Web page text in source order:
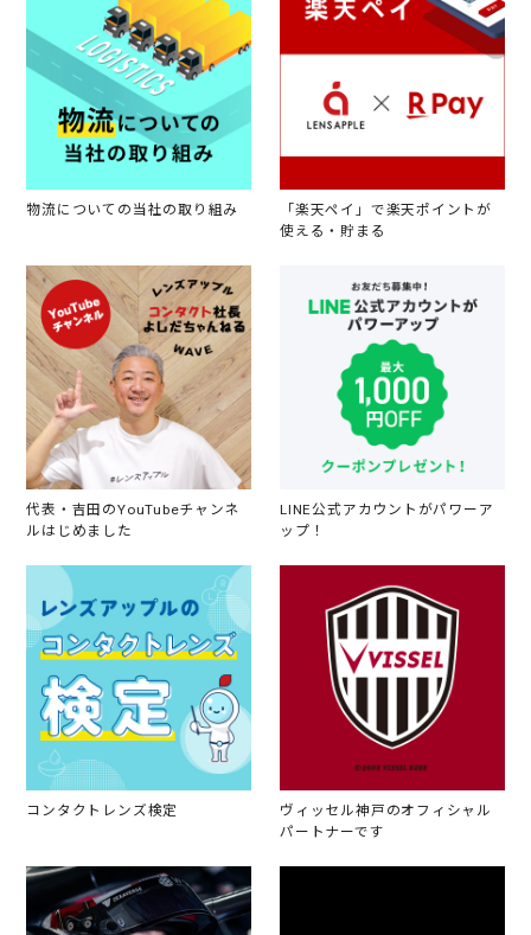
物流についての当社の取り組み
「楽天ペイ」で楽天ポイントが
使える・貯まる
代表・吉田のYouTubeチャンネ
ルはじめました
LINE公式アカウントがパワーア
ップ！
コンタクトレンズ検定
ヴィッセル神戸のオフィシャル
パートナーです